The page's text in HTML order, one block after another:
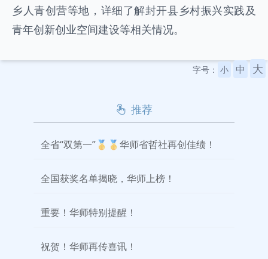
乡人青创营等地，详细了解封开县乡村振兴实践及
青年创新创业空间建设等相关情况。
字号： 小 中 大
推荐
全省“双第一”🥇🥇华师省哲社再创佳绩！
全国获奖名单揭晓，华师上榜！
重要！华师特别提醒！
祝贺！华师再传喜讯！